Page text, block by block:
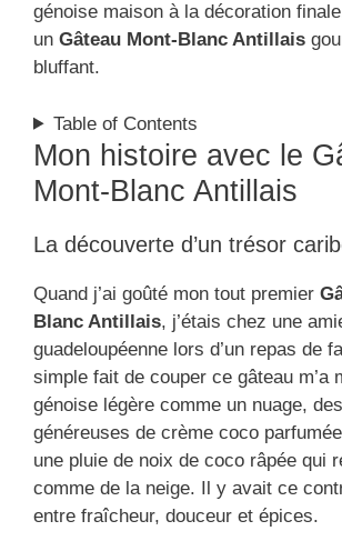
génoise maison à la décoration
un Gâteau Mont-Blanc Antillais
bluffant.
Table of Contents
Mon histoire avec le
Mont-Blanc Antillais
La découverte d’un trésor
Quand j’ai goûté mon tout premier
Blanc Antillais, j’étais chez une
guadeloupéenne lors d’un repas de
simple fait de couper ce gâteau m’a
génoise légère comme un nuage,
généreuses de crème coco
une pluie de noix de coco râpée qui
comme de la neige. Il y avait ce
entre fraîcheur, douceur et épices.